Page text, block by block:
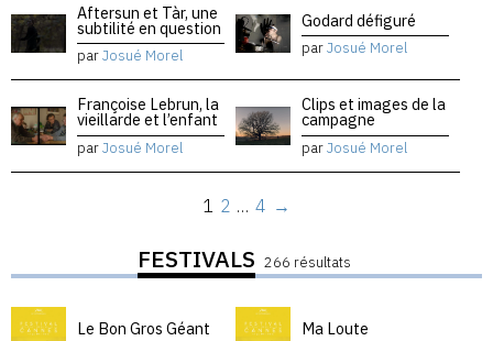
Aftersun et Tàr, une
subtilité en question
parJosué Morel
Godard défiguré
parJosué Morel
Françoise Lebrun, la
vieillarde et l’enfant
parJosué Morel
Clips et images de la
campagne
parJosué Morel
1 2 … 4 →
FESTIVALS 266 résultats
Le Bon Gros Géant Ma Loute